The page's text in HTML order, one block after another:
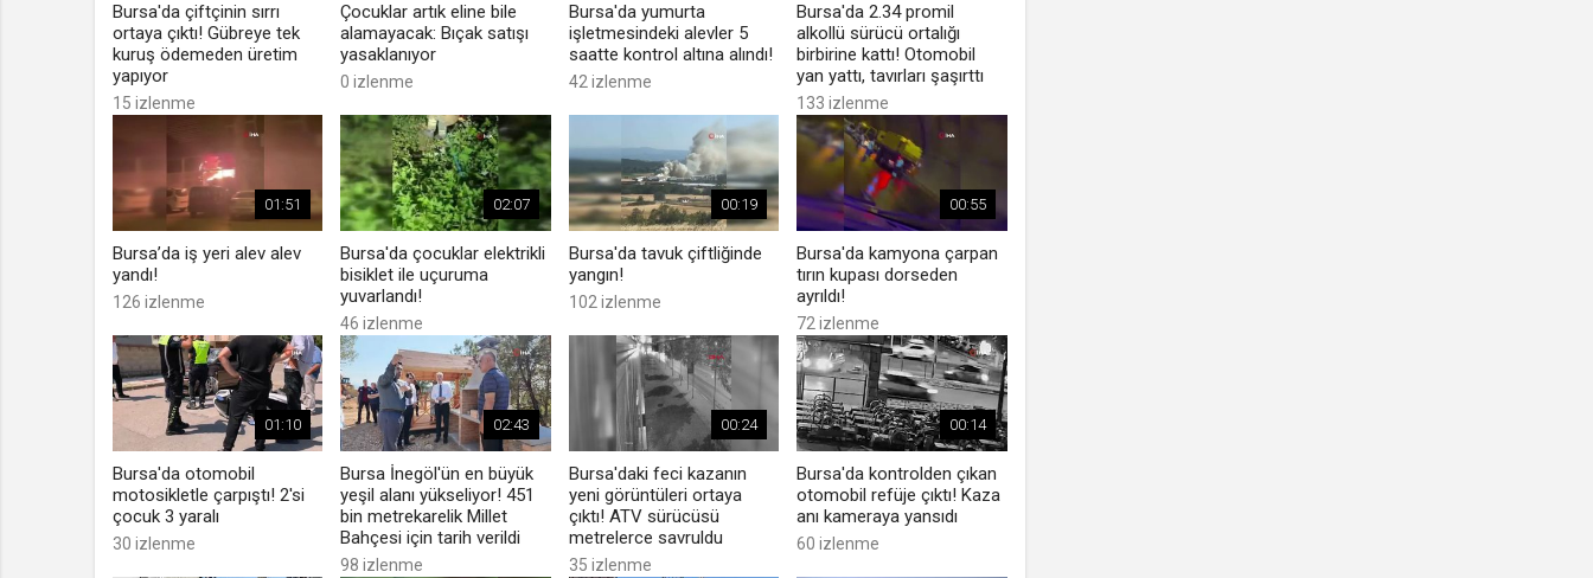
Bursa'da çiftçinin sırrı
ortaya çıktı! Gübreye tek
kuruş ödemeden üretim
yapıyor
15 izlenme
Çocuklar artık eline bile
alamayacak: Bıçak satışı
yasaklanıyor
0 izlenme
Bursa'da yumurta
işletmesindeki alevler 5
saatte kontrol altına alındı!
42 izlenme
Bursa'da 2.34 promil
alkollü sürücü ortalığı
birbirine kattı! Otomobil
yan yattı, tavırları şaşırttı
133 izlenme
01:51
Bursa’da iş yeri alev alev
yandı!
126 izlenme
02:07
Bursa'da çocuklar elektrikli
bisiklet ile uçuruma
yuvarlandı!
46 izlenme
00:19
Bursa'da tavuk çiftliğinde
yangın!
102 izlenme
00:55
Bursa'da kamyona çarpan
tırın kupası dorseden
ayrıldı!
72 izlenme
01:10
Bursa'da otomobil
motosikletle çarpıştı! 2'si
çocuk 3 yaralı
30 izlenme
02:43
Bursa İnegöl'ün en büyük
yeşil alanı yükseliyor! 451
bin metrekarelik Millet
Bahçesi için tarih verildi
98 izlenme
00:24
Bursa'daki feci kazanın
yeni görüntüleri ortaya
çıktı! ATV sürücüsü
metrelerce savruldu
35 izlenme
00:14
Bursa'da kontrolden çıkan
otomobil refüje çıktı! Kaza
anı kameraya yansıdı
60 izlenme